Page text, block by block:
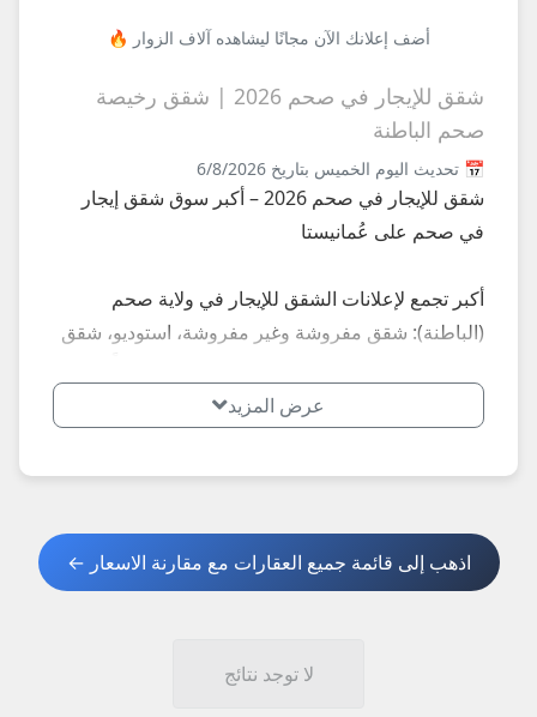
أضف إعلانك الآن مجانًا ليشاهده آلاف الزوار 🔥
شقق للإيجار في صحم 2026 | شقق رخيصة
صحم الباطنة
📅 تحديث اليوم الخميس بتاريخ 6/8/2026
شقق للإيجار في صحم 2026 – أكبر سوق شقق إيجار
في صحم على عُمانيستا
أكبر تجمع لإعلانات الشقق للإيجار في ولاية صحم
(الباطنة): شقق مفروشة وغير مفروشة، استوديو، شقق
صحم الباطنة – إيجار شهري يبدأ من 100 ريال.
- شقق صغيرة: استوديو و1 غرفة.
عرض المزيد
اذهب إلى قائمة جميع العقارات مع مقارنة الاسعار ←
لا توجد نتائج